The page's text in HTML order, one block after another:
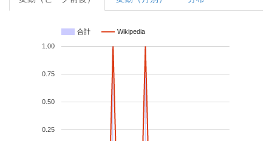
合計 Wikipedia
0.25
0.50
0.75
1.00